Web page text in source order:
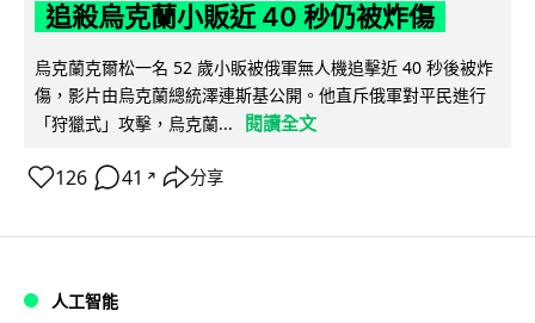
追殺烏克蘭小販近 40 秒仍被炸傷
烏克蘭克爾松一名 52 歲小販被俄軍無人機追擊近 40 秒後被炸
傷，影片由烏克蘭總統澤連斯基公開。他直斥俄軍對平民進行
「狩獵式」攻擊，烏克蘭...
閱讀全文
126 41 ↗ 分享
人工智能